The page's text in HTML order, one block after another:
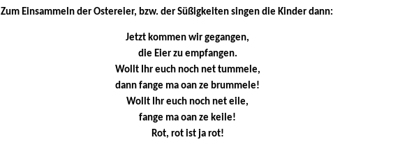
Zum Einsammeln der Ostereier, bzw. der Süßigkeiten singen die Kinder dann:
Jetzt kommen wir gegangen,
die Eier zu empfangen.
Wollt Ihr euch noch net tummele,
dann fange ma oan ze brummele!
Wollt Ihr euch noch net eile,
fange ma oan ze keile!
Rot, rot ist ja rot!